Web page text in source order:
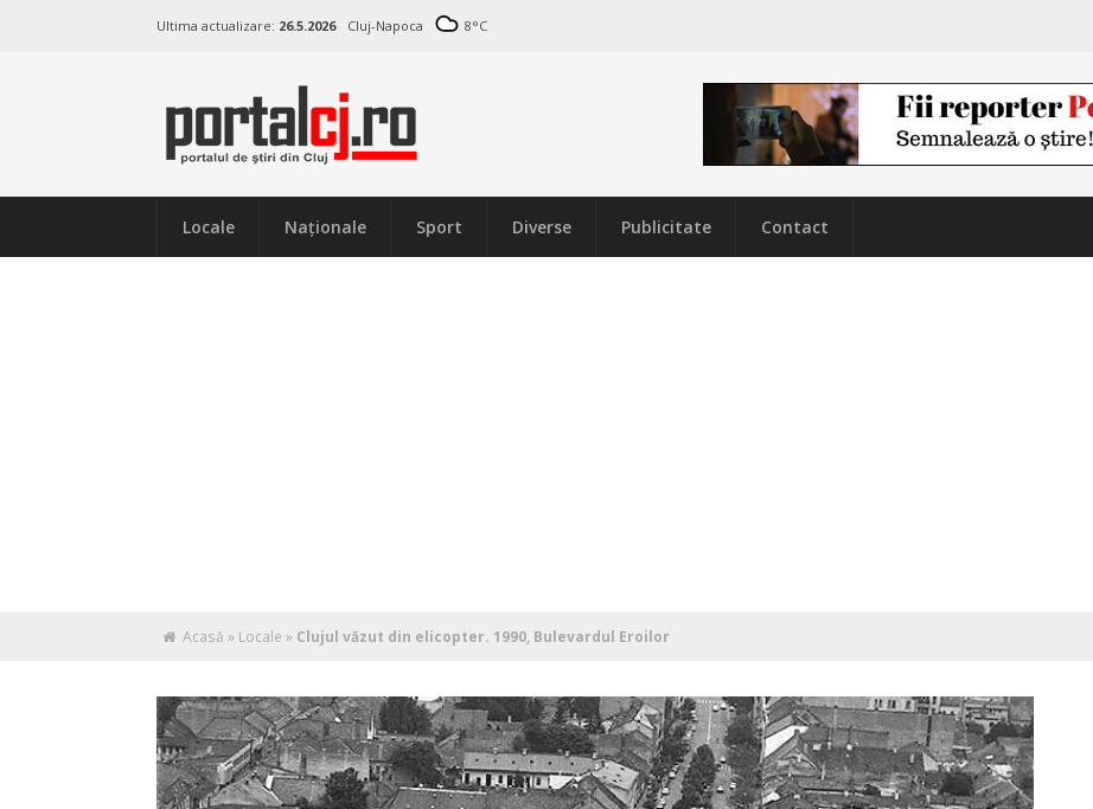
Ultima actualizare: 26.5.2026 Cluj-Napoca 8°C
Locale Naţionale Sport Diverse Publicitate Contact
Acasă » Locale » Clujul văzut din elicopter. 1990, Bulevardul Eroilor